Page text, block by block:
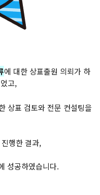
에 대한 상표출원 의뢰가 하
고,
상표 검토와 전문 컨설팅을
행한 결과,
성공하였습니다.